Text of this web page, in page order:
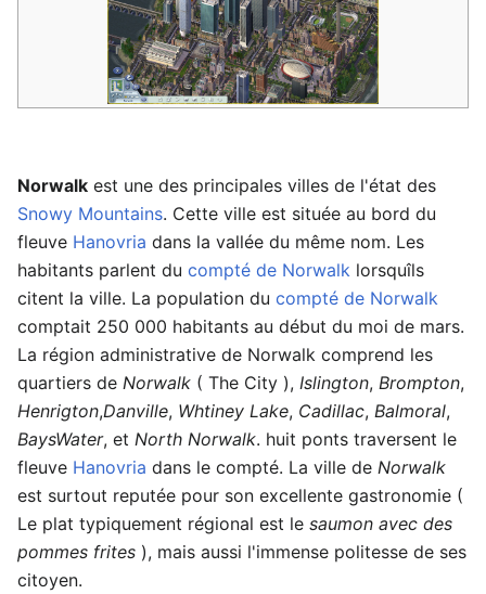
Norwalk est une des principales villes de l'état des
Snowy Mountains. Cette ville est située au bord du
fleuve Hanovria dans la vallée du même nom. Les
habitants parlent du compté de Norwalk lorsquîls
citent la ville. La population du compté de Norwalk
comptait 250 000 habitants au début du moi de mars.
La région administrative de Norwalk comprend les
quartiers de Norwalk ( The City ), Islington, Brompton,
Henrigton,Danville, Whtiney Lake, Cadillac, Balmoral,
BaysWater, et North Norwalk. huit ponts traversent le
fleuve Hanovria dans le compté. La ville de Norwalk
est surtout reputée pour son excellente gastronomie (
Le plat typiquement régional est le saumon avec des
pommes frites ), mais aussi l'immense politesse de ses
citoyen.